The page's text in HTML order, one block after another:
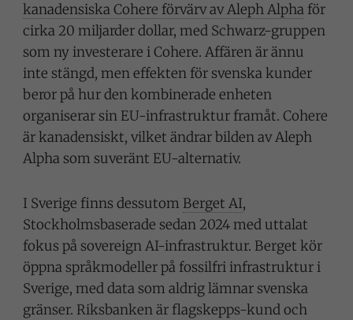
kanadensiska Cohere förvärv av Aleph Alphaför
cirka 20 miljarder dollar, med Schwarz-gruppen
som ny investerare i Cohere. Affären är ännu
inte stängd, men effekten för svenska kunder
beror på hur den kombinerade enheten
organiserar sin EU-infrastruktur framåt. Cohere
är kanadensiskt, vilket ändrar bilden av Aleph
Alpha som suveränt EU-alternativ.
I Sverige finns dessutom Berget AI,
Stockholmsbaserade sedan 2024 med uttalat
fokus på sovereign AI-infrastruktur. Berget kör
öppna språkmodeller på fossilfri infrastruktur i
Sverige, med data som aldrig lämnar svenska
gränser. Riksbanken är flagskepps-kund och